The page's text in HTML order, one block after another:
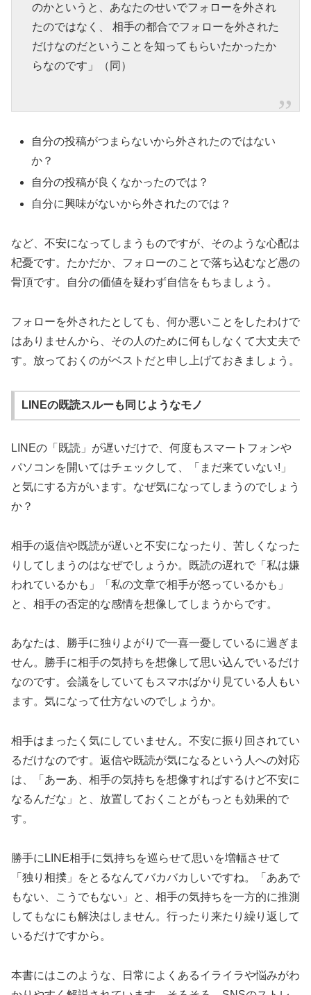
のかというと、あなたのせいでフォローを外され
たのではなく、 相手の都合でフォローを外された
だけなのだということを知ってもらいたかったか
らなのです」（同）
自分の投稿がつまらないから外されたのではない
か？
自分の投稿が良くなかったのでは？
自分に興味がないから外されたのでは？
など、不安になってしまうものですが、そのような心配は
杞憂です。たかだか、フォローのことで落ち込むなど愚の
骨頂です。自分の価値を疑わず自信をもちましょう。
フォローを外されたとしても、何か悪いことをしたわけで
はありませんから、その人のために何もしなくて大丈夫で
す。放っておくのがベストだと申し上げておきましょう。
LINEの既読スルーも同じようなモノ
LINEの「既読」が遅いだけで、何度もスマートフォンや
パソコンを開いてはチェックして、「まだ来ていない!」
と気にする方がいます。なぜ気になってしまうのでしょう
か？
相手の返信や既読が遅いと不安になったり、苦しくなった
りしてしまうのはなぜでしょうか。既読の遅れで「私は嫌
われているかも」「私の文章で相手が怒っているかも」
と、相手の否定的な感情を想像してしまうからです。
あなたは、勝手に独りよがりで一喜一憂しているに過ぎま
せん。勝手に相手の気持ちを想像して思い込んでいるだけ
なのです。会議をしていてもスマホばかり見ている人もい
ます。気になって仕方ないのでしょうか。
相手はまったく気にしていません。不安に振り回されてい
るだけなのです。返信や既読が気になるという人への対応
は、「あーあ、相手の気持ちを想像すればするけど不安に
なるんだな」と、放置しておくことがもっとも効果的で
す。
勝手にLINE相手に気持ちを巡らせて思いを増幅させて
「独り相撲」をとるなんてバカバカしいですね。「ああで
もない、こうでもない」と、相手の気持ちを一方的に推測
してもなにも解決はしません。行ったり来たり繰り返して
いるだけですから。
本書にはこのような、日常によくあるイライラや悩みがわ